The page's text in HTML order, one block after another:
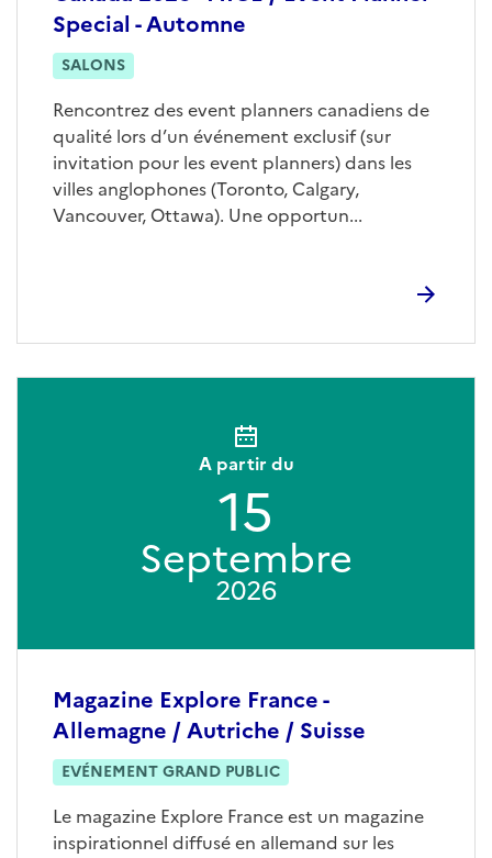
Special - Automne
SALONS
Rencontrez des event planners canadiens de
qualité lors d’un événement exclusif (sur
invitation pour les event planners) dans les
villes anglophones (Toronto, Calgary,
Vancouver, Ottawa). Une opportun...
Magazine Explore France -
Allemagne / Autriche / Suisse
EVÉNEMENT GRAND PUBLIC
Le magazine Explore France est un magazine
inspirationnel diffusé en allemand sur les
A partir du
15
Septembre
2026